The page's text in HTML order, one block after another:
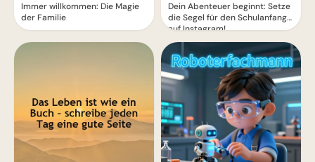
Immer willkommen: Die Magie
der Familie
Dein Abenteuer beginnt: Setze
die Segel für den Schulanfang
auf Instagram!